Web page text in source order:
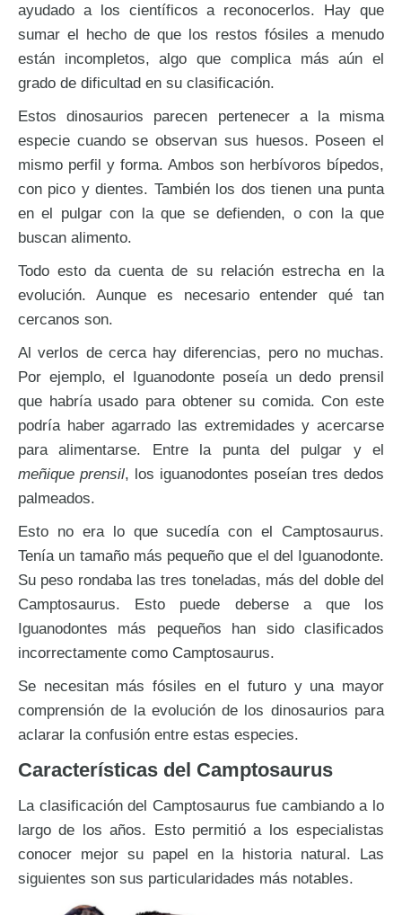
ayudado a los científicos a reconocerlos. Hay que
sumar el hecho de que los restos fósiles a menudo
están incompletos, algo que complica más aún el
grado de dificultad en su clasificación.
Estos dinosaurios parecen pertenecer a la misma
especie cuando se observan sus huesos. Poseen el
mismo perfil y forma. Ambos son herbívoros bípedos,
con pico y dientes. También los dos tienen una punta
en el pulgar con la que se defienden, o con la que
buscan alimento.
Todo esto da cuenta de su relación estrecha en la
evolución. Aunque es necesario entender qué tan
cercanos son.
Al verlos de cerca hay diferencias, pero no muchas.
Por ejemplo, el Iguanodonte poseía un dedo prensil
que habría usado para obtener su comida. Con este
podría haber agarrado las extremidades y acercarse
para alimentarse. Entre la punta del pulgar y el
meñique prensil, los iguanodontes poseían tres dedos
palmeados.
Esto no era lo que sucedía con el Camptosaurus.
Tenía un tamaño más pequeño que el del Iguanodonte.
Su peso rondaba las tres toneladas, más del doble del
Camptosaurus. Esto puede deberse a que los
Iguanodontes más pequeños han sido clasificados
incorrectamente como Camptosaurus.
Se necesitan más fósiles en el futuro y una mayor
comprensión de la evolución de los dinosaurios para
aclarar la confusión entre estas especies.
Características del Camptosaurus
La clasificación del Camptosaurus fue cambiando a lo
largo de los años. Esto permitió a los especialistas
conocer mejor su papel en la historia natural. Las
siguientes son sus particularidades más notables.